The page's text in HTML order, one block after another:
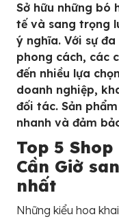
Sở hữu những bó
tế và sang trọng
ý nghĩa. Với sự
phong cách, các
đến nhiều lựa
doanh nghiệp,
đối tác. Sản
nhanh và đảm
Top 5
Cần Giờ
nhất
Những kiểu hoa